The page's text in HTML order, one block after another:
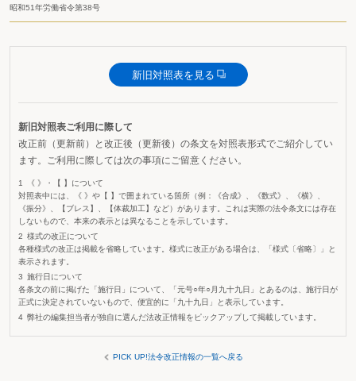
昭和51年労働省令第38号
新旧対照表を見る
新旧対照表ご利用に際して
改正前（更新前）と改正後（更新後）の条文を対照表形式でご紹介してい
ます。ご利用に際しては次の事項にご留意ください。
《 》・【 】について
対照表中には、《 》や【 】で囲まれている箇所（例：《合成》、《数式》、《横》、
《振分》、【ブレス】、【体裁加工】など）があります。これは実際の法令条文には存在
しないもので、本来の表示とは異なることを示しています。
様式の改正について
各種様式の改正は掲載を省略しています。様式に改正がある場合は、「様式〔省略〕」と
表示されます。
施行日について
各条文の前に掲げた「施行日」について、「元号○年○月九十九日」とあるのは、施行日が
正式に決定されていないもので、便宜的に「九十九日」と表示しています。
弊社の編集担当者が独自に選んだ法改正情報をピックアップして掲載しています。
PICK UP!法令改正情報の一覧へ戻る